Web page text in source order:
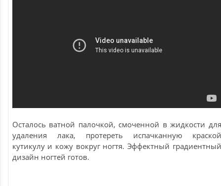
Осталось ватной палочкой, смоченной в жидкости для
удаления лака, протереть испачканную краской
кутикулу и кожу вокруг ногтя. Эффектный градиентный
дизайн ногтей готов.